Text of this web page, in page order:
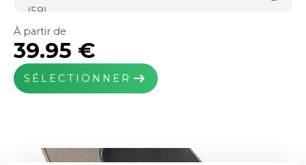
(59)
Le plus épais, grand confort et LUXE
Moquette Fil double twisté effet chiné.
1500g/m² de fibre PP
Poids total : 3000g/m²
Système de fixations inclus si prévus à l'origine
À partir de
39.95 €
SÉLECTIONNER arrow_right_alt